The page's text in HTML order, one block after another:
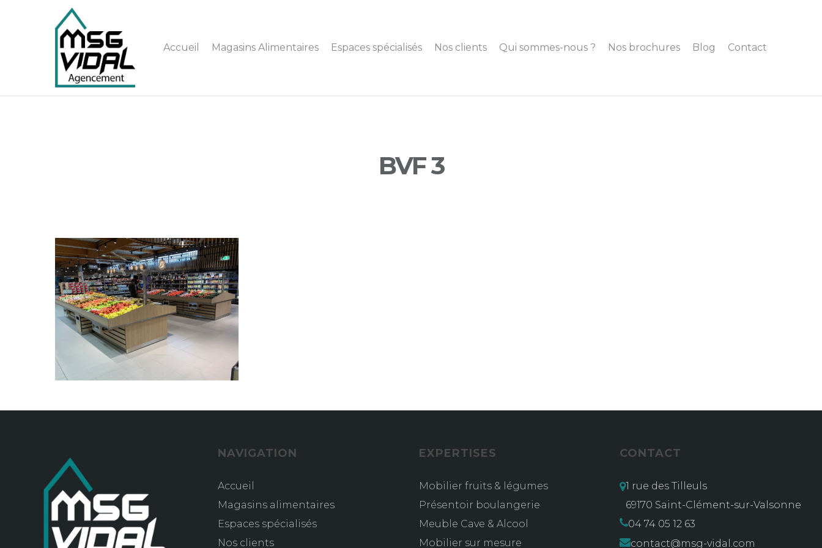
Accueil Magasins Alimentaires Espaces spécialisés Nos clients Qui sommes-nous ? Nos brochures Blog Contact
BVF 3
NAVIGATION
Accueil
Magasins alimentaires
Espaces spécialisés
Nos clients
EXPERTISES
Mobilier fruits & légumes
Présentoir boulangerie
Meuble Cave & Alcool
Mobilier sur mesure
CONTACT
1 rue des Tilleuls
69170 Saint-Clément-sur-Valsonne
04 74 05 12 63
contact@msg-vidal.com